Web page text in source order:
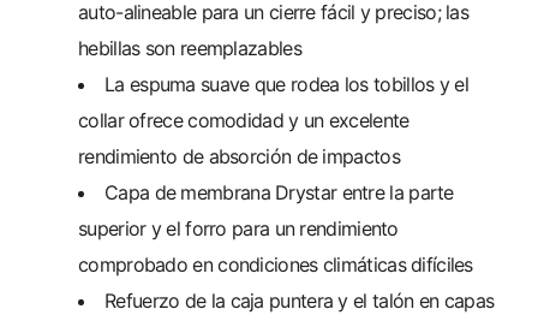
auto-alineable para un cierre fácil y preciso; las
hebillas son reemplazables
La espuma suave que rodea los tobillos y el
collar ofrece comodidad y un excelente
rendimiento de absorción de impactos
Capa de membrana Drystar entre la parte
superior y el forro para un rendimiento
comprobado en condiciones climáticas difíciles
Refuerzo de la caja puntera y el talón en capas